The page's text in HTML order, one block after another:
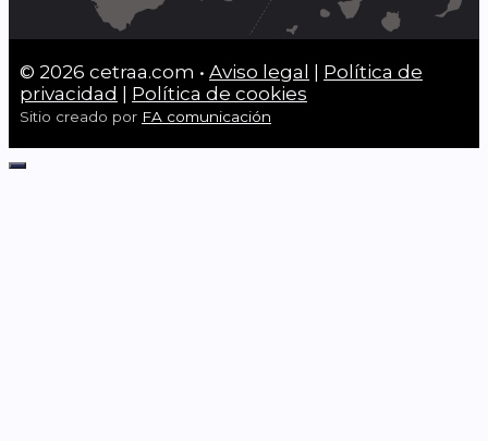
© 2026 cetraa.com • Aviso legal
Política de
privacidad
Política de cookies
Sitio creado por FA comunicación
Cerrar